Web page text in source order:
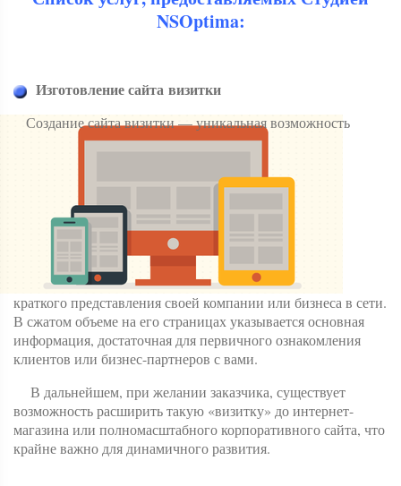
NSOptima:
Изготовление сайта визитки
Создание сайта визитки — уникальная возможность
краткого представления своей компании или бизнеса в сети.
В сжатом объеме на его страницах указывается основная
информация, достаточная для первичного ознакомления
клиентов или бизнес-партнеров с вами.
В дальнейшем, при желании заказчика, существует
возможность расширить такую «визитку» до интернет-
магазина или полномасштабного корпоративного сайта, что
крайне важно для динамичного развития.